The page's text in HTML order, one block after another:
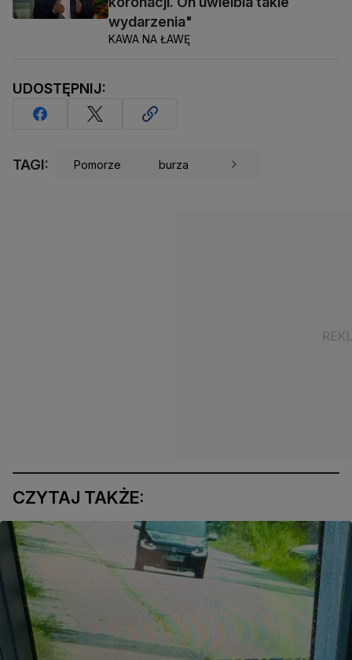
wydarzenia"
KAWA NA ŁAWĘ
UDOSTĘPNIJ:
TAGI: Pomorze burza
CZYTAJ TAKŻE: